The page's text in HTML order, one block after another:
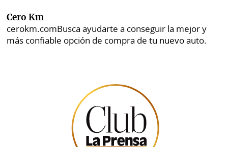
Cero Km
cerokm.comBusca ayudarte a conseguir la mejor y
más confiable opción de compra de tu nuevo auto.